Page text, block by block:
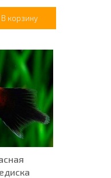
В корзину